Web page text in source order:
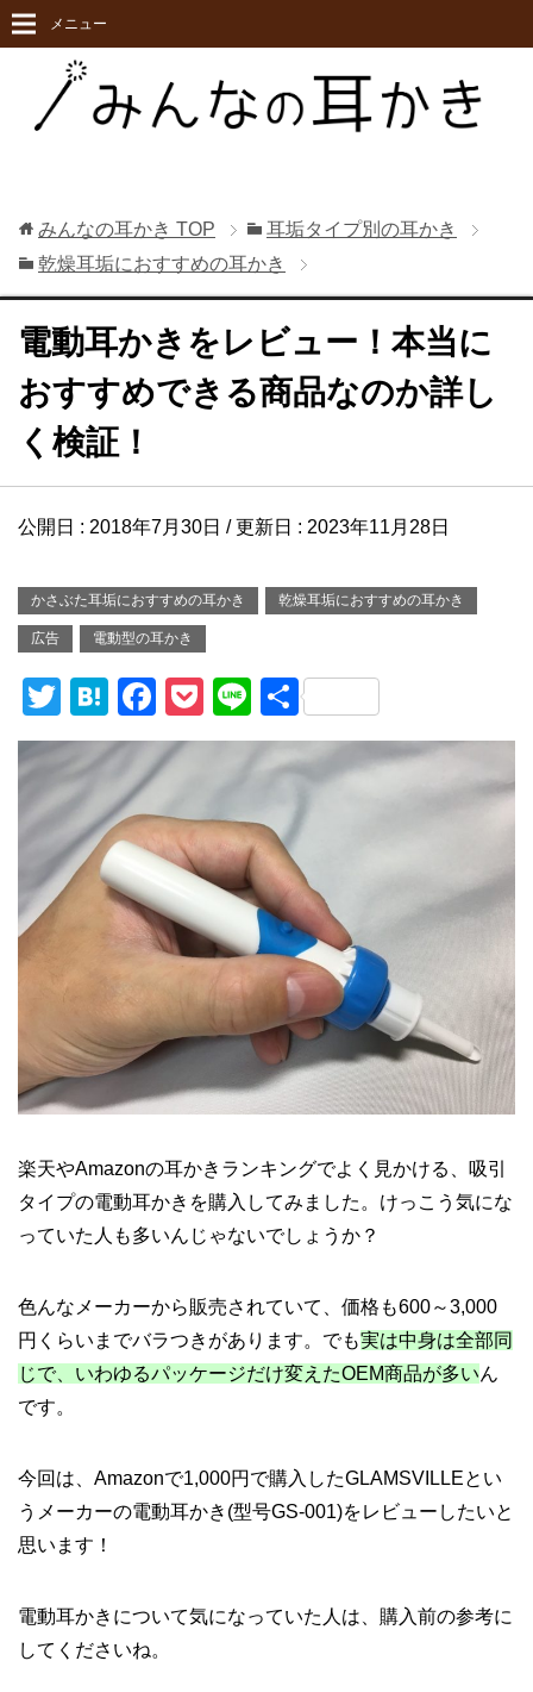
メニュー
みんなの耳かき TOP
耳垢タイプ別の耳かき
乾燥耳垢におすすめの耳かき
電動耳かきをレビュー！本当に
おすすめできる商品なのか詳し
く検証！
公開日 : 2018年7月30日 / 更新日 : 2023年11月28日
かさぶた耳垢におすすめの耳かき 乾燥耳垢におすすめの耳かき
広告 電動型の耳かき
T
wi
tt
er
H
at
e
n
a
F
a
c
e
b
o
o
k
P
o
ck
et
Li
n
e
共
有
楽天やAmazonの耳かきランキングでよく見かける、吸引
タイプの電動耳かきを購入してみました。けっこう気にな
っていた人も多いんじゃないでしょうか？
色んなメーカーから販売されていて、価格も600～3,000
円くらいまでバラつきがあります。でも実は中身は全部同
じで、いわゆるパッケージだけ変えたOEM商品が多いん
です。
今回は、Amazonで1,000円で購入したGLAMSVILLEとい
うメーカーの電動耳かき(型号GS-001)をレビューしたいと
思います！
電動耳かきについて気になっていた人は、購入前の参考に
してくださいね。